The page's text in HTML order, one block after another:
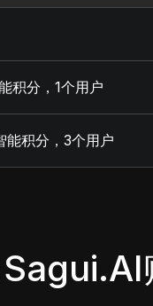
积分，1个用户
能积分，3个用户